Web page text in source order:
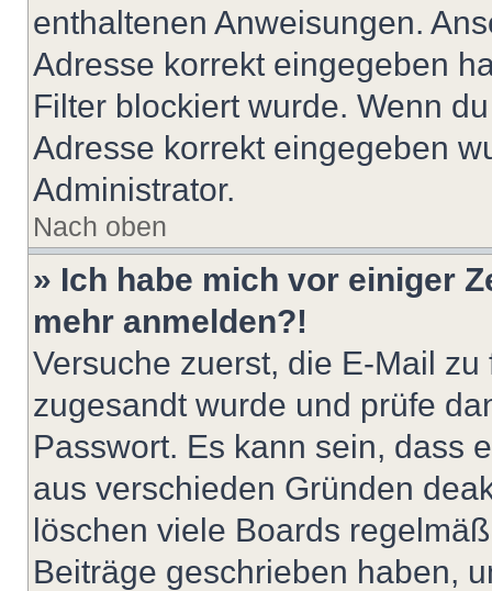
enthaltenen Anweisungen.
Adresse korrekt eingegeben
Filter blockiert wurde. Wenn
Adresse korrekt eingegeben
Administrator.
Nach oben
» Ich habe mich vor einiger
mehr anmelden?!
Versuche zuerst, die E-Mail
zugesandt wurde und prüfe
Passwort. Es kann sein, dass
aus verschieden Gründen
löschen viele Boards
Beiträge geschrieben haben,